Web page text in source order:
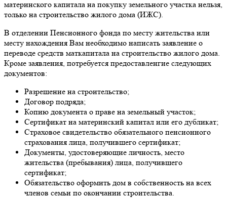
материнского капитала на покупку земельного участка нельзя,
только на строительство жилого дома (ИЖС).
В отделении Пенсионного фонда по месту жительства или
месту нахождения Вам необходимо написать заявление о
переводе средств маткапитала на строительство жилого дома.
Кроме заявления, потребуется предоставленгие следующих
документов:
Разрешение на строительство;
Договор подряда;
Копию документа о праве на земельный участок;
Сертификат на материнский капитал или его дубликат;
Страховое свидетельство обязательного пенсионного
страхования лица, получившего сертификат;
Документы, удостоверяющие личность, место
жительства (пребывания) лица, получившего
сертификат;
Обязательство оформить дом в собственность на всех
членов семьи по окончании строительства.